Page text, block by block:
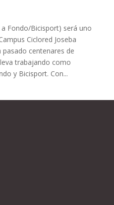
a Fondo/Bicisport) será uno
Ciclored Joseba
pasado centenares de
trabajando como
y Bicisport. Con...